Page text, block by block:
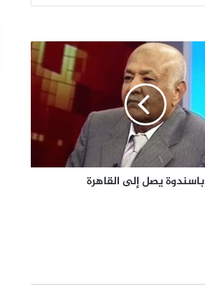
باسندوة يصل إلى القاهرة